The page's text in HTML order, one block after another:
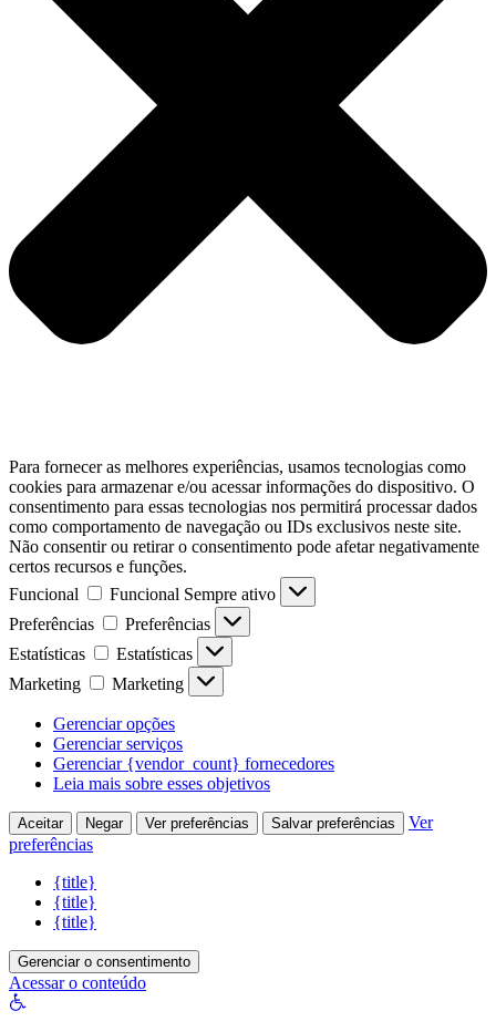
Para fornecer as melhores experiências, usamos tecnologias como
cookies para armazenar e/ou acessar informações do dispositivo. O
consentimento para essas tecnologias nos permitirá processar dados
como comportamento de navegação ou IDs exclusivos neste site.
Não consentir ou retirar o consentimento pode afetar negativamente
certos recursos e funções.
Funcional
Funcional Sempre ativo
Preferências
Preferências
Estatísticas
Estatísticas
Marketing
Marketing
Gerenciar opções
Gerenciar serviços
Gerenciar {vendor_count} fornecedores
Leia mais sobre esses objetivos
Aceitar Negar Ver preferências Salvar preferências
Ver
preferências
{title}
{title}
{title}
Gerenciar o consentimento
Acessar o conteúdo
Abrir